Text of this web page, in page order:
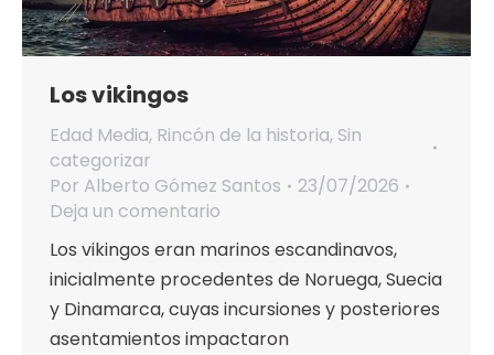
Los vikingos
Edad Media, Rincón de la historia, Sin
categorizar
Por Alberto Gómez Santos
23/07/2026
Deja un comentario
Los vikingos eran marinos escandinavos,
inicialmente procedentes de Noruega, Suecia
y Dinamarca, cuyas incursiones y posteriores
asentamientos impactaron